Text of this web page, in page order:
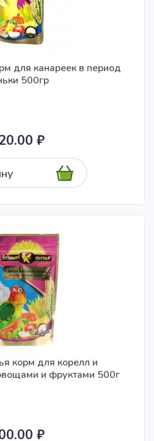
для канареек в период
500гр
₽
корм для корелл и
и фруктами 500г
₽